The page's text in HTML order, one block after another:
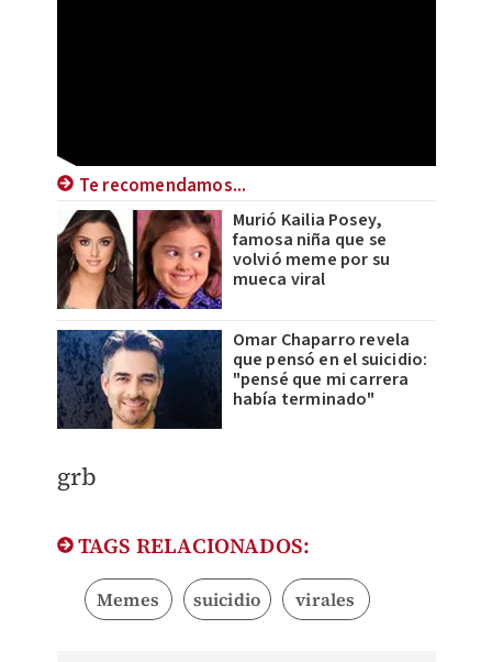
Te recomendamos...
Murió Kailia Posey,
famosa niña que se
volvió meme por su
mueca viral
Omar Chaparro revela
que pensó en el suicidio:
"pensé que mi carrera
había terminado"
​grb ​
TAGS RELACIONADOS:
Memes suicidio virales